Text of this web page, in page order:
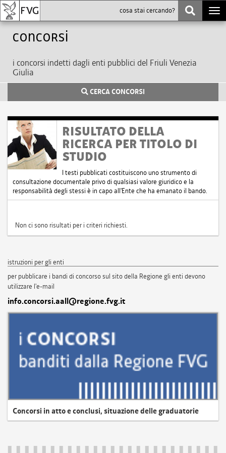
Concorsi
i concorsi indetti dagli enti pubblici del Friuli Venezia
Giulia
CERCA CONCORSI
RISULTATO DELLA
RICERCA PER TITOLO DI
STUDIO
I testi pubblicati costituiscono uno strumento di
consultazione documentale privo di qualsiasi valore giuridico e la
responsabilità degli stessi è in capo all'Ente che ha emanato il bando.
Non ci sono risultati per i criteri richiesti.
istruzioni per gli enti
per pubblicare i bandi di concorso sul sito della Regione gli enti devono
utilizzare l'e-mail
info.concorsi.aall@regione.fvg.it
Concorsi in atto e conclusi, situazione delle graduatorie